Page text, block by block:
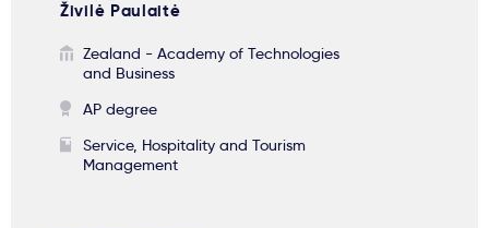
Živilė Paulaitė
Zealand - Academy of Technologies
and Business
AP degree
Service, Hospitality and Tourism
Management